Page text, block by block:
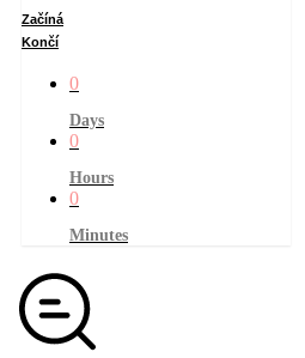
Začíná
Končí
0
Days
0
Hours
0
Minutes